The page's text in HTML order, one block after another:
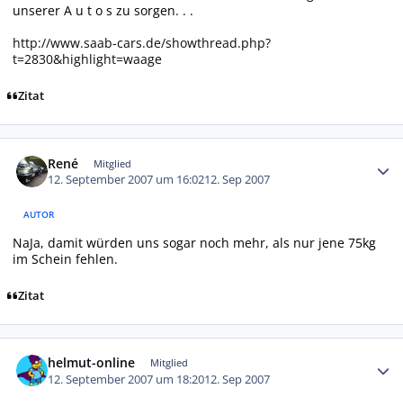
unserer A u t o s zu sorgen. . .
http://www.saab-cars.de/showthread.php?
t=2830&highlight=waage
Zitat
René Mitglied
12. September 2007 um 16:0212. Sep 2007
AUTOR
NaJa, damit würden uns sogar noch mehr, als nur jene 75kg
im Schein fehlen.
Zitat
helmut-online Mitglied
12. September 2007 um 18:2012. Sep 2007